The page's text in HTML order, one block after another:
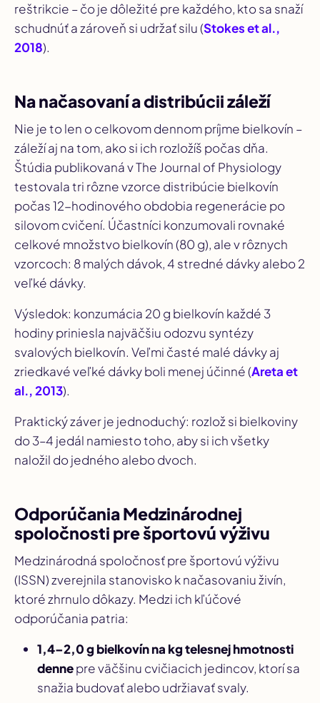
reštrikcie – čo je dôležité pre každého, kto sa snaží
schudnúť a zároveň si udržať silu (Stokes et al.,
2018).
Na načasovaní a distribúcii záleží
Nie je to len o celkovom dennom príjme bielkovín –
záleží aj na tom, ako si ich rozložíš počas dňa.
Štúdia publikovaná vThe Journal of Physiology
testovala tri rôzne vzorce distribúcie bielkovín
počas 12-hodinového obdobia regenerácie po
silovom cvičení. Účastníci konzumovali rovnaké
celkové množstvo bielkovín (80 g), ale v rôznych
vzorcoch: 8 malých dávok, 4 stredné dávky alebo 2
veľké dávky.
Výsledok: konzumácia 20 g bielkovín každé 3
hodiny priniesla najväčšiu odozvu syntézy
svalových bielkovín. Veľmi časté malé dávky aj
zriedkavé veľké dávky boli menej účinné (Areta et
al., 2013).
Praktický záver je jednoduchý: rozlož si bielkoviny
do 3–4 jedál namiesto toho, aby si ich všetky
naložil do jedného alebo dvoch.
Odporúčania Medzinárodnej
spoločnosti pre športovú výživu
Medzinárodná spoločnosť pre športovú výživu
(ISSN) zverejnila stanovisko k načasovaniu živín,
ktoré zhrnulo dôkazy. Medzi ich kľúčové
odporúčania patria:
1,4–2,0 g bielkovín na kg telesnej hmotnosti
dennepre väčšinu cvičiacich jedincov, ktorí sa
snažia budovať alebo udržiavať svaly.